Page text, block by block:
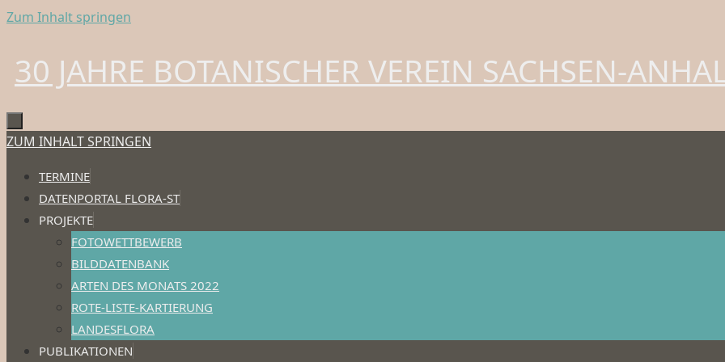
Zum Inhalt springen
30 JAHRE BOTANISCHER VEREIN SACHSEN-
ZUM INHALT SPRINGEN
TERMINE
DATENPORTAL FLORA-ST
PROJEKTE
FOTOWETTBEWERB
BILDDATENBANK
ARTEN DES MONATS 2022
ROTE-LISTE-KARTIERUNG
LANDESFLORA
PUBLIKATIONEN